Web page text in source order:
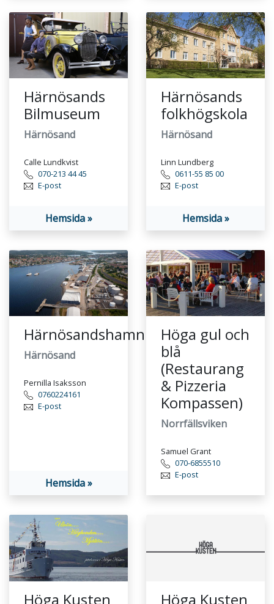
Härnösands
Bilmuseum
Härnösand
Calle Lundkvist
070-213 44 45
E-post
Hemsida »
Härnösands
folkhögskola
Härnösand
Linn Lundberg
0611-55 85 00
E-post
Hemsida »
Härnösandshamn
Härnösand
Pernilla Isaksson
0760224161
E-post
Hemsida »
Höga gul och
blå
(Restaurang
& Pizzeria
Kompassen)
Norrfällsviken
Samuel Grant
070-6855510
E-post
Höga Kusten
Höga Kusten